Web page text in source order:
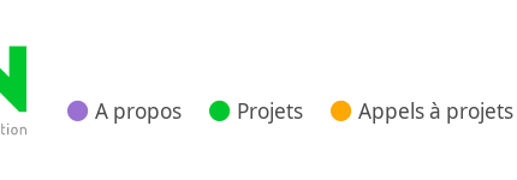
A propos Projets Appels à projets